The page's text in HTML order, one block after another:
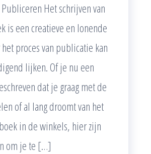
Het schrijven van
is een creatieve en lonende
proces van publicatie kan
lijken. Of je nu een
dat je graag met de
of al lang droomt van het
in de winkels, hier zijn
om je te […]